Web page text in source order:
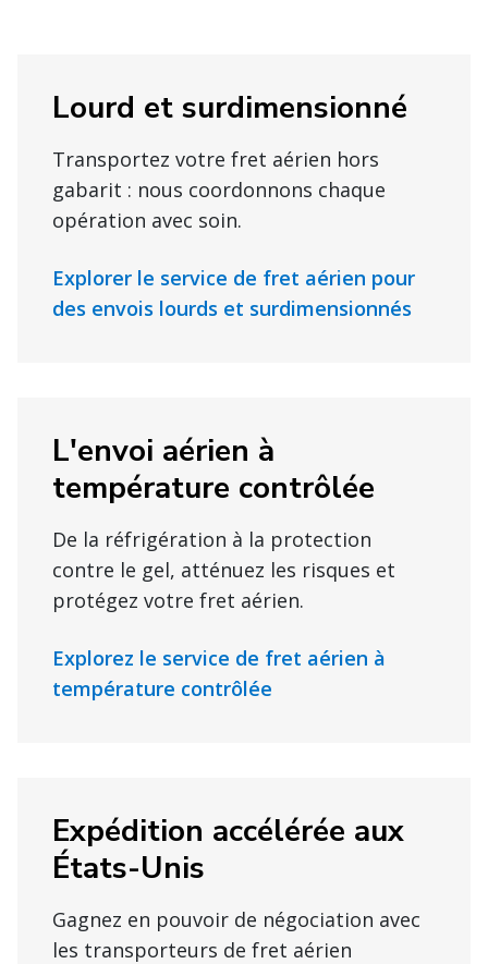
Lourd et surdimensionné
Transportez votre fret aérien hors
gabarit : nous coordonnons chaque
opération avec soin.
Explorer le service de fret aérien pour
des envois lourds et surdimensionnés
L'envoi aérien à
température contrôlée
De la réfrigération à la protection
contre le gel, atténuez les risques et
protégez votre fret aérien.
Explorez le service de fret aérien à
température contrôlée
Expédition accélérée aux
États-Unis
Gagnez en pouvoir de négociation avec
les transporteurs de fret aérien